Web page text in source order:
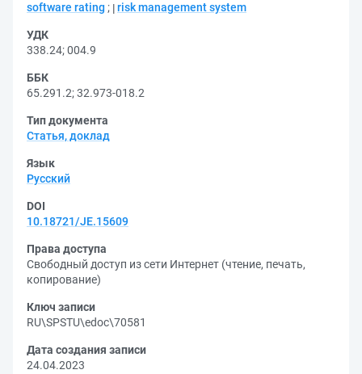
software rating ; risk management system
УДК
338.24;004.9
ББК
65.291.2;32.973-018.2
Тип документа
Статья, доклад
Язык
Русский
DOI
10.18721/JE.15609
Права доступа
Свободный доступ из сети Интернет (чтение, печать,
копирование)
Ключ записи
RU\SPSTU\edoc\70581
Дата создания записи
24.04.2023